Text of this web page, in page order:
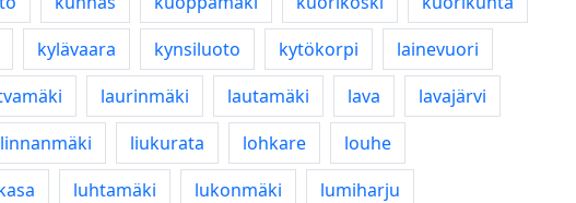
kylävaara kynsiluoto kytökorpi
lainevuori
laurinmäki lautamäki lava
lavajärvi
linnanmäki liukurata lohkare
louhe
luhtamäki lukonmäki
lumiharju